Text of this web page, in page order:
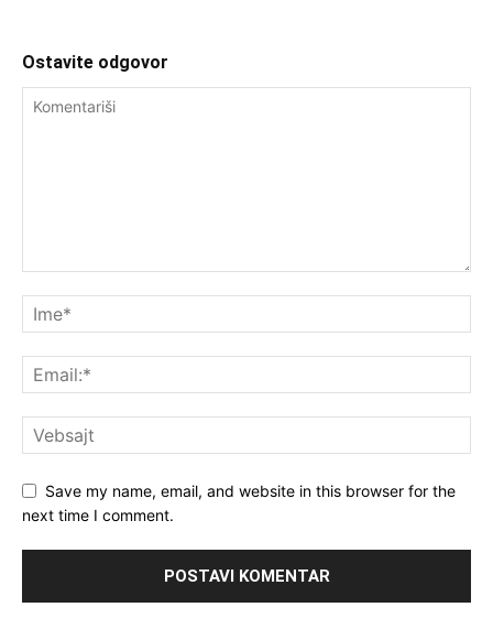
Ostavite odgovor
Save my name, email, and website in this browser for the
next time I comment.